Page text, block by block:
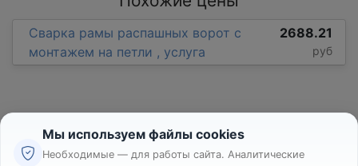
Сварка рамы распашных ворот с
монтажем на петли , услуга
2688.21
руб
Мы используем файлы cookies
Необходимые — для работы сайта. Аналитические